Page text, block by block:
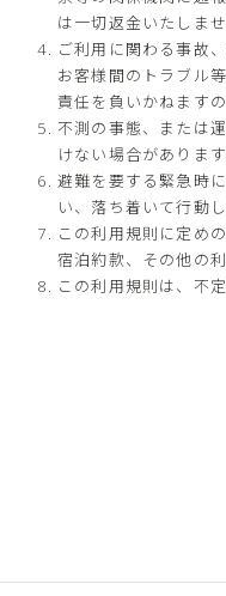
は一切返金いたしませ
ご利用に関わる事故
お客様間のトラブル
責任を負いかねます
不測の事態、または
けない場合があります
避難を要する緊急時
い、落ち着いて行動
この利用規則に定め
宿泊約款、その他の
この利用規則は、不